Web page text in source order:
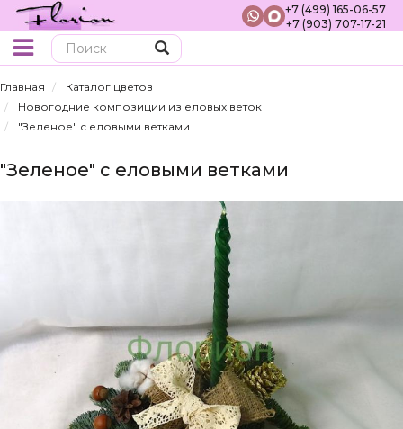
+7 (499) 165-06-57
+7 (903) 707-17-21
Главная
Каталог цветов
Новогодние композиции из еловых веток
"Зеленое" с еловыми ветками
"Зеленое" с еловыми ветками